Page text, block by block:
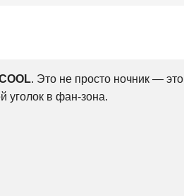
. Это не просто ночник — это
уголок в фан-зона.